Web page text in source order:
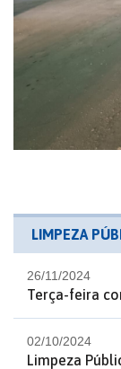
LIMPEZA
26/11/2024
Terça-feira
02/10/2024
Limpeza